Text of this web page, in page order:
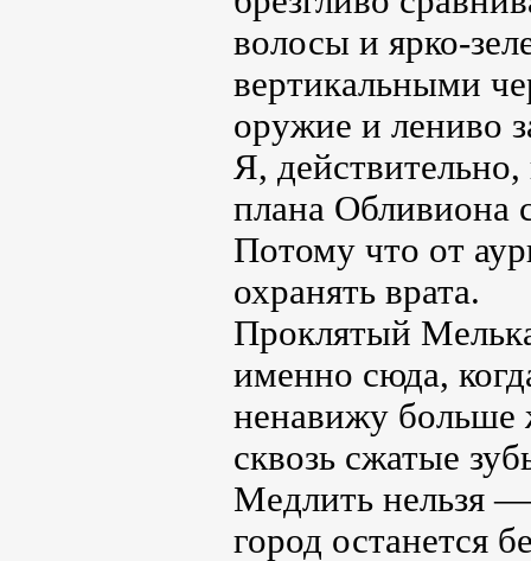
волосы и ярко-
вертикальными
оружие и лениво
Я,
плана Обливиона
Потому что от
охранять врата.
Проклятый
именно сюда,
ненавижу
сквозь сжатые
Медлить нельзя
город останется